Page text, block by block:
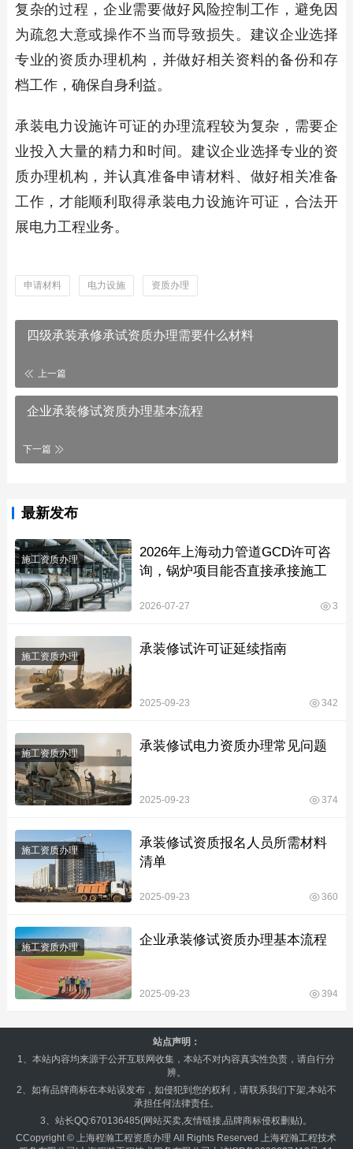
复杂的过程，企业需要做好风险控制工作，避免因
为疏忽大意或操作不当而导致损失。建议企业选择
专业的资质办理机构，并做好相关资料的备份和存
档工作，确保自身利益。
承装电力设施许可证的办理流程较为复杂，需要企
业投入大量的精力和时间。建议企业选择专业的资
质办理机构，并认真准备申请材料、做好相关准备
工作，才能顺利取得承装电力设施许可证，合法开
展电力工程业务。
申请材料 电力设施 资质办理
四级承装承修承试资质办理需要什么材料
上一篇
企业承装修试资质办理基本流程
下一篇
最新发布
施工资质办理
2026年上海动力管道GCD许可咨
询，锅炉项目能否直接承接施工
2026-07-27 3
施工资质办理 承装修试许可证延续指南
2025-09-23 342
施工资质办理 承装修试电力资质办理常见问题
2025-09-23 374
施工资质办理
承装修试资质报名人员所需材料
清单
2025-09-23 360
施工资质办理 企业承装修试资质办理基本流程
2025-09-23 394
站点声明：
1、本站内容均来源于公开互联网收集，本站不对内容真实性负责，请自行分
辨。
2、如有品牌商标在本站误发布，如侵犯到您的权利，请联系我们下架,本站不
承担任何法律责任。
3、站长QQ:670136485(网站买卖,友情链接,品牌商标侵权删贴)。
CCopyright ©上海程瀚工程资质办理 All Rights Reserved 上海程瀚工程技术